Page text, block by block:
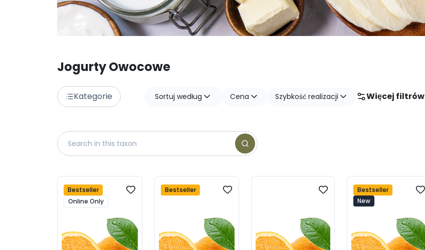
Jogurty Owocowe
Kategorie Sortuj według Cena Szybkość realizacji Więcej filtrów
Bestseller
Online Only
Bestseller
Bestseller
New